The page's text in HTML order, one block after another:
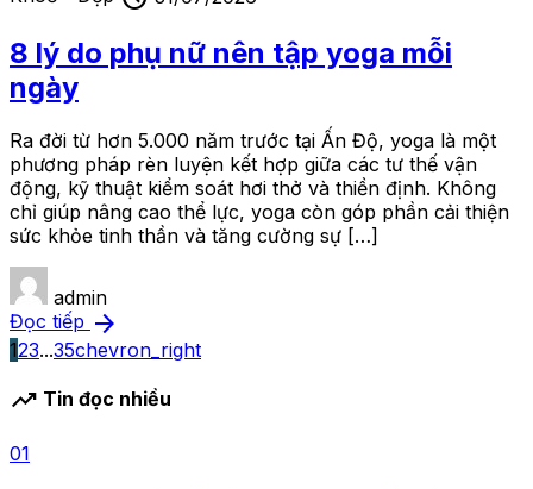
8 lý do phụ nữ nên tập yoga mỗi
ngày
Ra đời từ hơn 5.000 năm trước tại Ấn Độ, yoga là một
phương pháp rèn luyện kết hợp giữa các tư thế vận
động, kỹ thuật kiểm soát hơi thở và thiền định. Không
chỉ giúp nâng cao thể lực, yoga còn góp phần cải thiện
sức khỏe tinh thần và tăng cường sự […]
admin
Đọc tiếp arrow_forward
123...35chevron_right
trending_up Tin đọc nhiều
01